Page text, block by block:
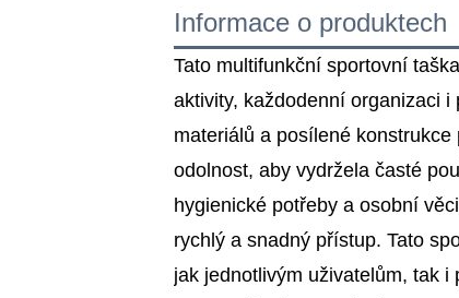
Informace o produktech
Tato multifunkční sportovní
aktivity, každodenní organizaci
materiálů a posílené
odolnost, aby vydržela časté
hygienické potřeby a osobní
rychlý a snadný přístup. Tato
jak jednotlivým uživatelům, tak